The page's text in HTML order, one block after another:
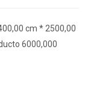
cm * 2500,00
6000,000